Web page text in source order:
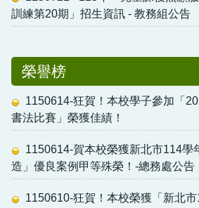
訓練第20期」招生資訊 - 教務組公告
榮譽榜
1150614-狂賀！本校學子參加「
書法比賽」榮獲佳績！
1150614-賀本校榮獲新北市114學
造」優良案例甲等殊榮！-總務處公告
1150610-狂賀！本校榮獲「新北